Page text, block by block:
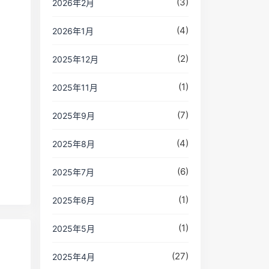
2026年2月
2026年1月 (4)
2025年12月 (2)
2025年11月 (1)
2025年9月 (7)
2025年8月 (4)
2025年7月 (6)
2025年6月 (1)
2025年5月 (1)
2025年4月 (27)